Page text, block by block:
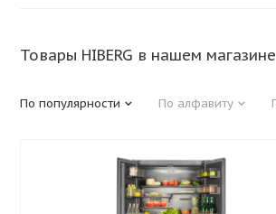
Товары HIBERG в нашем магазине
По популярности По алфавиту